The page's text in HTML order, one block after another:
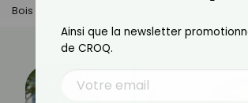
Bois
Ainsi que la newsletter
de CROQ.